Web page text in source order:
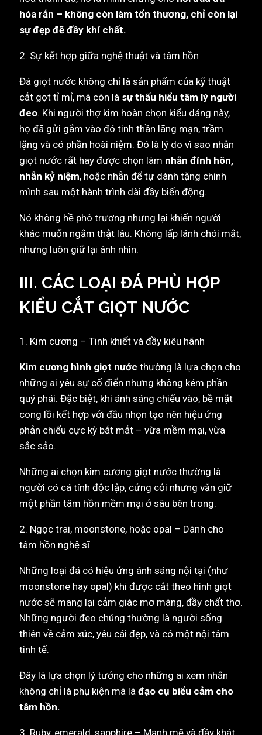
hóa rắn – không còn làm tổn thương, chỉ còn lại
sự đẹp đẽ đầy khí chất.
2. Sự kết hợp giữa nghệ thuật và tâm hồn
Đá giọt nước không chỉ là sản phẩm của kỹ thuật
cắt gọt tỉ mỉ, mà còn là sự thấu hiểu tâm lý người
đeo. Khi người thợ kim hoàn chọn kiểu dáng này,
họ đã gửi gắm vào đó tinh thần lãng mạn, trầm
lặng và có phần hoài niệm. Đó là lý do vì sao nhẫn
giọt nước rất hay được chọn làm nhẫn đính hôn,
nhẫn kỷ niệm, hoặc nhẫn để tự dành tặng chính
mình sau một hành trình dài đầy biến động.
Nó không hề phô trương nhưng lại khiến người
khác muốn ngắm thật lâu. Không lấp lánh chói mắt,
nhưng luôn giữ lại ánh nhìn.
III. CÁC LOẠI ĐÁ PHÙ HỢP
KIỂU CẮT GIỌT NƯỚC
1. Kim cương – Tinh khiết và đầy kiêu hãnh
Kim cương hình giọt nước thường là lựa chọn cho
những ai yêu sự cổ điển nhưng không kém phần
quý phái. Đặc biệt, khi ánh sáng chiếu vào, bề mặt
cong lồi kết hợp với đầu nhọn tạo nên hiệu ứng
phản chiếu cực kỳ bắt mắt – vừa mềm mại, vừa
sắc sảo.
Những ai chọn kim cương giọt nước thường là
người có cá tính độc lập, cứng cỏi nhưng vẫn giữ
một phần tâm hồn mềm mại ở sâu bên trong.
2. Ngọc trai, moonstone, hoặc opal – Dành cho
tâm hồn nghệ sĩ
Những loại đá có hiệu ứng ánh sáng nội tại (như
moonstone hay opal) khi được cắt theo hình giọt
nước sẽ mang lại cảm giác mơ màng, đầy chất thơ.
Những người đeo chúng thường là người sống
thiên về cảm xúc, yêu cái đẹp, và có một nội tâm
tinh tế.
Đây là lựa chọn lý tưởng cho những ai xem nhẫn
không chỉ là phụ kiện mà là đạo cụ biểu cảm cho
tâm hồn.